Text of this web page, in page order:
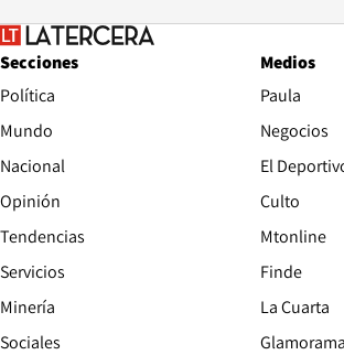
Secciones
Política
Mundo
Nacional
Opinión
Tendencias
Servicios
Minería
Sociales
Medios
Paula
Negocios
El
Culto
Mtonline
Finde
La Cuarta
Glamorama